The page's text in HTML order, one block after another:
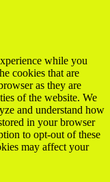
while you
cookies that are
as they are
of the website. We
and understand how
in your browser
to opt-out of these
may affect your